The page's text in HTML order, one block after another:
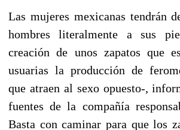
Las mujeres mexicanas tendrán
hombres literalmente a sus
creación de unos zapatos que
usuarias la producción de
que atraen al sexo opuesto-,
fuentes de la compañía
Basta con caminar para que los